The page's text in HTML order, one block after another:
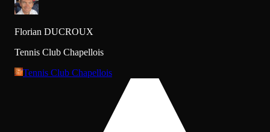
Florian DUCROUX
Tennis Club Chapellois
Tennis Club Chapellois